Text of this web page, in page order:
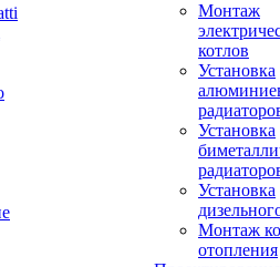
Монтаж
котлов
Установка
Установка
Установка
Монтаж
отопления